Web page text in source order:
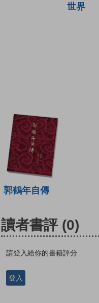
世界
郭鶴年自傳
讀者書評 (0)
請登入給你的書籍評分
登入